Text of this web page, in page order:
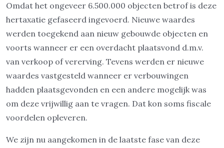
Omdat het ongeveer 6.500.000 objecten betrof is deze
hertaxatie gefaseerd ingevoerd. Nieuwe waardes
werden toegekend aan nieuw gebouwde objecten en
voorts wanneer er een overdacht plaatsvond d.m.v.
van verkoop of vererving. Tevens werden er nieuwe
waardes vastgesteld wanneer er verbouwingen
hadden plaatsgevonden en een andere mogelijk was
om deze vrijwillig aan te vragen. Dat kon soms fiscale
voordelen opleveren.
We zijn nu aangekomen in de laatste fase van deze